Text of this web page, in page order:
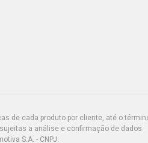
de cada produto por cliente, até o
a análise e confirmação de dados.
S.A. - CNPJ: